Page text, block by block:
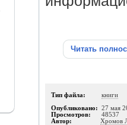
Читать
Тип файла: книги
Опубликовано: 27 мая
Просмотров: 48537
Автор: Хромов